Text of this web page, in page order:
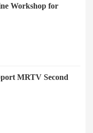
Workshop for
MRTV Second